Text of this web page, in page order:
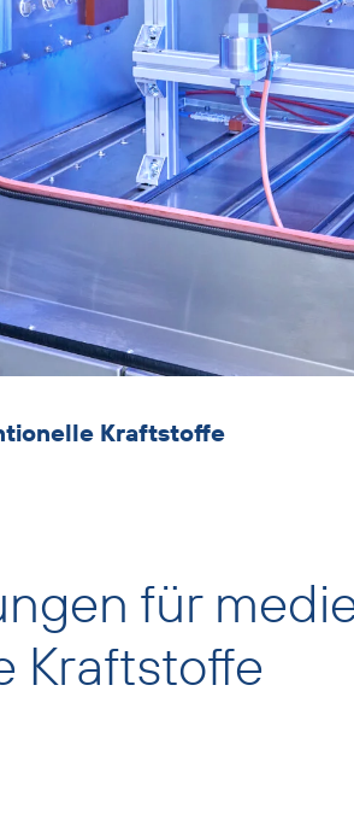
Kraftstoffe
für
Kraftstoffe